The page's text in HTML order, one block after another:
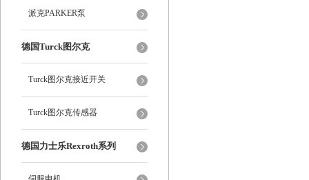
派克PARKER泵
德国Turck图尔克
Turck图尔克接近开关
Turck图尔克传感器
德国力士乐Rexroth系列